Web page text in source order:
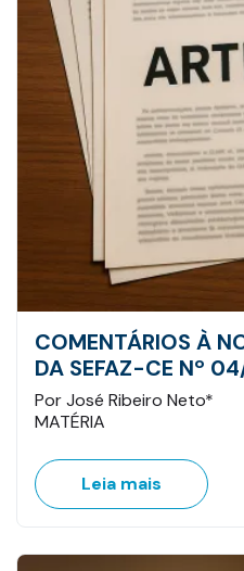
COMENTÁRIOS À
DA SEFAZ-CE Nº
Por José Ribeiro Neto*
MATÉRIA
Leia mais